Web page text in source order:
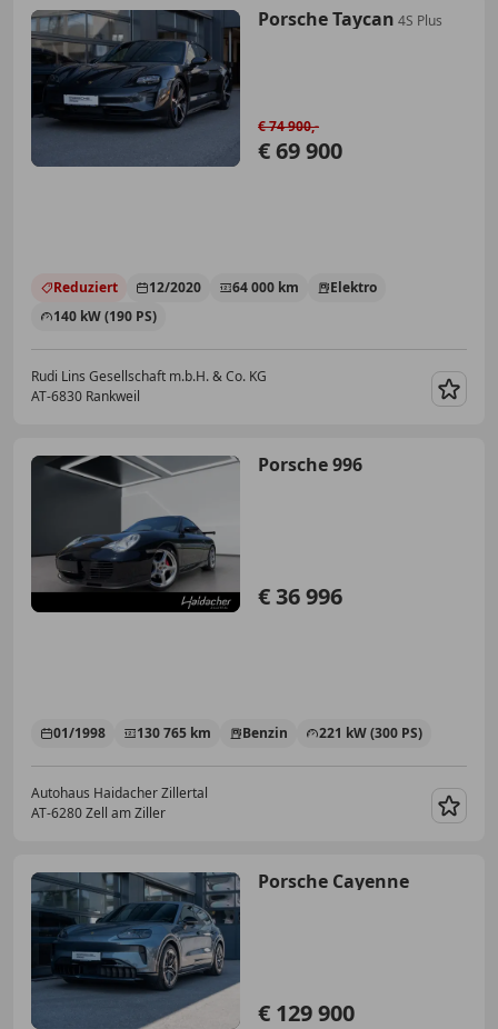
Porsche Taycan 4S Plus
€ 69 900
€ 74 900,-
Reduziert 12/2020 64 000 km
Elektro
140 kW (190 PS)
Rudi Lins Gesellschaft m.b.H. & Co. KG
AT-6830 Rankweil
Porsche 996
€ 36 996
01/1998 130 765 km Benzin 221 kW (300 PS)
Autohaus Haidacher Zillertal
AT-6280 Zell am Ziller
Porsche Cayenne
€ 129 900